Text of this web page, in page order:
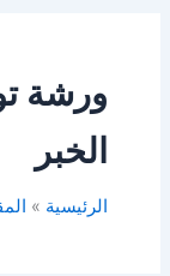
ورشة
الخبر
الرئيسية